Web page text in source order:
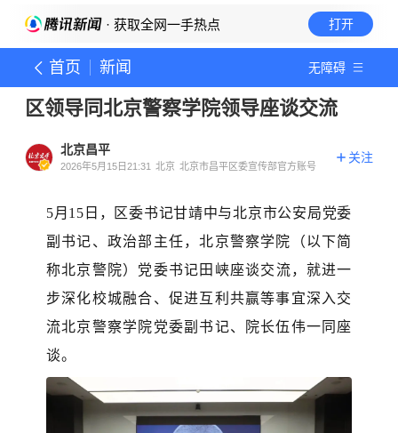
· 获取全网一手热点 打开
首页 新闻 无障碍
区领导同北京警察学院领导座谈交流
北京昌平
2026年5月15日21:31 北京 北京市昌平区委宣传部官方账号
关注
5月 15 日，区委书记甘靖中与北京市公安局党委
副书记、政治部主任，北京警察学院（以下简
称北京警院）党委书记田峡座谈交流， 就进一
步深化校城融合、促进互利共赢等事宜深入交
流北京警察学院党委副书记、院长伍伟一同座
谈。